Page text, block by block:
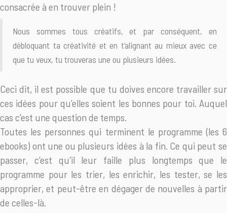
consacrée à en trouver plein !
Nous sommes tous créatifs, et par conséquent, en
débloquant ta créativité et en t’alignant au mieux avec ce
que tu veux, tu trouveras une ou plusieurs idées.
Ceci dit, il est possible que tu doives encore travailler sur
ces idées pour qu’elles soient les bonnes pour toi. Auquel
cas c’est une question de temps.
Toutes les personnes qui terminent le programme (les 6
ebooks) ont une ou plusieurs idées à la fin. Ce qui peut se
passer, c’est qu’il leur faille plus longtemps que le
programme pour les trier, les enrichir, les tester, se les
approprier, et peut-être en dégager de nouvelles à partir
de celles-là.